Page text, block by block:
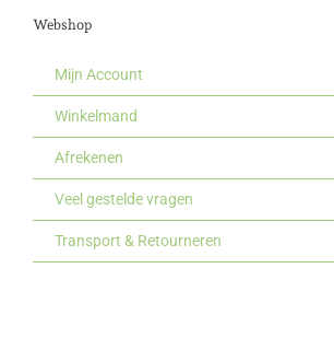
Webshop
Mijn Account
Winkelmand
Afrekenen
Veel gestelde vragen
Transport & Retourneren